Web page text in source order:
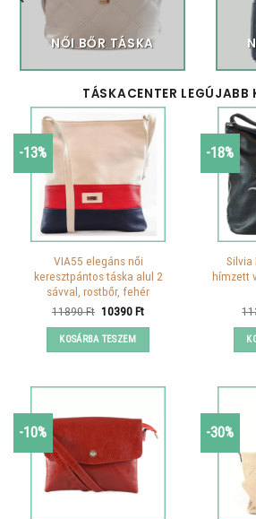
NŐI BŐR TÁSKA
TÁSKACENTER LEGÚJABB
-13%
VIA55 elegáns női
keresztpántos táska alul 2
sávval, rostbőr, fehér
11890Ft Original
was:
11890 Ft.
10390FtCurrent
KOSÁRBA TESZEM
-18%
Silvia
hímzett
-10% -30%